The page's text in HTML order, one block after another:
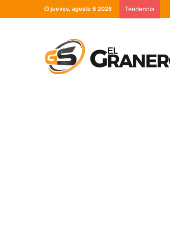
jueves, agosto 6 2026 Tendencia